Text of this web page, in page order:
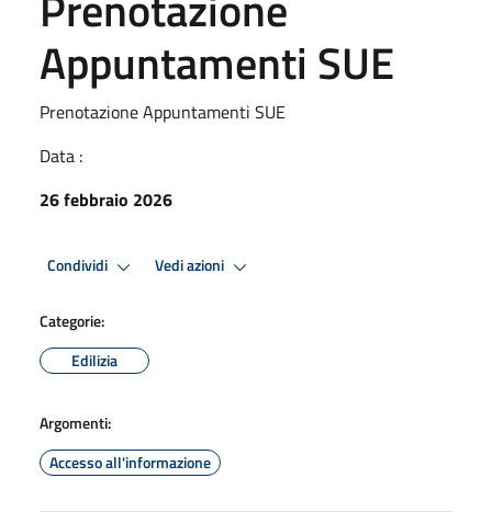
Appuntamenti SUE
Prenotazione Appuntamenti SUE
Data :
26 febbraio 2026
Condividi Vedi azioni
Categorie:
Edilizia
Argomenti:
Accesso all'informazione